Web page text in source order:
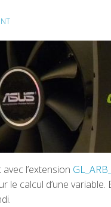
l’extension
le calcul d’une